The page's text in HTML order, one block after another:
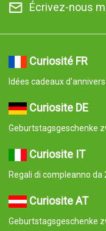
Écrivez-nous
Curiosité FR
Idées cadeaux
Curiosite DE
Geburtstagsgeschenke
Curiosite IT
Regali di compleanno
Curiosite AT
Geburtstagsgeschenke